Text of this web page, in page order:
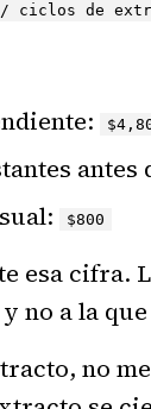
ciclos de
$800
esa cifra.
no a la
no